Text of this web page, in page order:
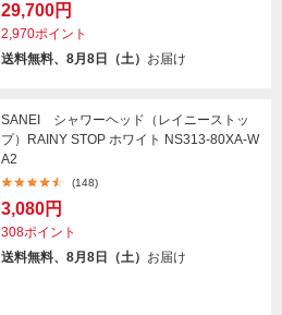
29,700円
2,970ポイント
送料無料、8月8日（土） お届け
SANEI シャワーヘッド（レイニーストッ
プ）RAINY STOP ホワイト NS313-80XA-W
A2
(148)
3,080円
308ポイント
送料無料、8月8日（土） お届け